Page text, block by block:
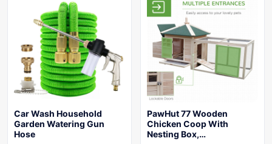
Car Wash Household
Garden Watering Gun
Hose
PawHut 77 Wooden
Chicken Coop With
Nesting Box,…